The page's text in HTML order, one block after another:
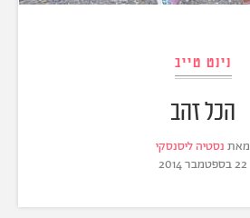
נינט טייב
הכל זהב
מאת נסטיה ליסנסקי
22 בספטמבר 2014